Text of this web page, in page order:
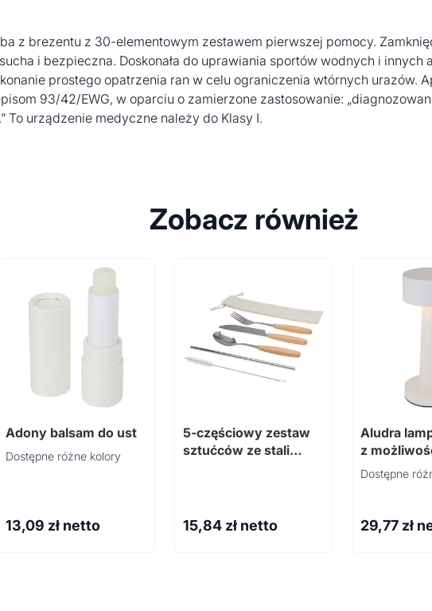
z brezentu z 30-elementowym zestawem pierwszej pomocy.
i bezpieczna. Doskonała do uprawiania sportów wodnych i
prostego opatrzenia ran w celu ograniczenia wtórnych urazów.
93/42/EWG, w oparciu o zamierzone zastosowanie:
To urządzenie medyczne należy do Klasy I.
Zobacz również
Adony balsam do ust
Dostępne różne kolory
13,09 zł netto
5-częściowy zestaw
sztućców ze stali
15,84 zł netto
Aludra
z
ładowania i
Dostępne
29,77 zł